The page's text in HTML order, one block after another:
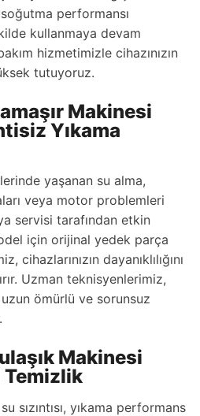
performansı
kullanmaya devam
hizmetimizle cihazınızın
tutuyoruz.
Makinesi
Yıkama
yaşanan su alma,
veya motor problemleri
servisi tarafından etkin
için orijinal yedek parça
cihazlarınızın dayanıklılığını
Uzman teknisyenlerimiz,
ömürlü ve sorunsuz
Makinesi
sızıntısı, yıkama performans